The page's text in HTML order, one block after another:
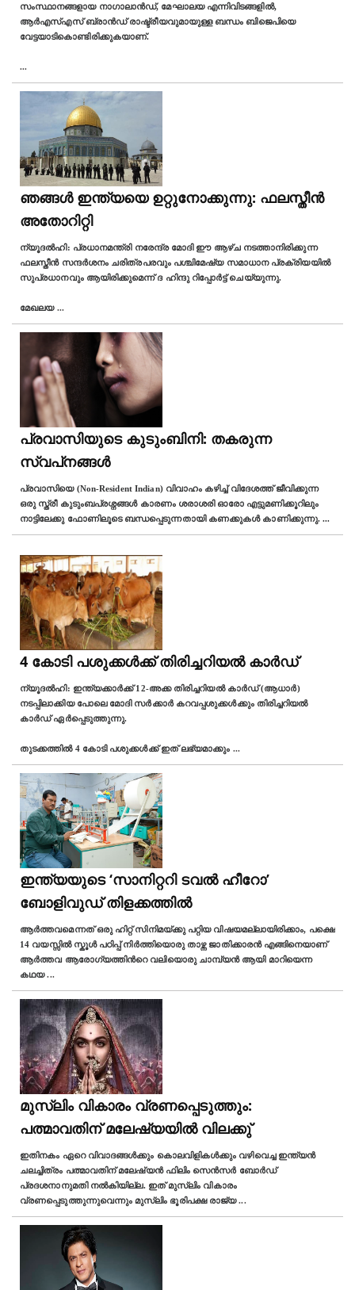
സംസ്ഥാനങ്ങളായ നാഗാലാൻഡ്, മേഘാലയ എന്നിവിടങ്ങളിൽ,
ആർഎസ്എസ് ബ്രാൻഡ് രാഷ്ട്രീയവുമായുള്ള ബന്ധം ബിജെപിയെ
വേട്ടയാടികൊണ്ടിരിക്കുകയാണ്.
...
ഞങ്ങൾ ഇന്ത്യയെ ഉറ്റുനോക്കുന്നു: ഫലസ്തീൻ
അതോറിറ്റി
ന്യൂദൽഹി: പ്രധാനമന്ത്രി നരേന്ദ്ര മോദി ഈ ആഴ്ച നടത്താനിരിക്കുന്ന
ഫലസ്തീൻ സന്ദർശനം ചരിത്രപരവും പശ്ചിമേഷ്യ സമാധാന പ്രക്രിയയിൽ
സുപ്രധാനവും ആയിരിക്കുമെന്ന് ദ ഹിന്ദു റിപ്പോർട്ട് ചെയ്യുന്നു.
മേഖലയ ...
പ്രവാസിയുടെ കുടുംബിനി: തകരുന്ന
സ്വപ്‌നങ്ങൾ
പ്രവാസിയെ (Non-Resident Indian) വിവാഹം കഴിച്ച് വിദേശത്ത് ജീവിക്കുന്ന
ഒരു സ്ത്രീ കുടുംബപ്രശ്നങ്ങൾ കാരണം ശരാശരി ഓരോ എട്ടുമണിക്കൂറിലും
നാട്ടിലേക്കു ഫോണിലൂടെ ബന്ധപ്പെടുന്നതായി കണക്കുകള്‍ കാണിക്കുന്നു. ...
4 കോടി പശുക്കൾക്ക് തിരിച്ചറിയൽ കാർഡ്
ന്യൂദൽഹി: ഇന്ത്യക്കാർക്ക് 12-അക്ക തിരിച്ചറിയൽ കാർഡ് (ആധാർ)
നടപ്പിലാക്കിയ പോലെ മോദി സർക്കാർ കറവപ്പശുക്കൾക്കും തിരിച്ചറിയൽ
കാർഡ് ഏർപ്പെടുത്തുന്നു.
തുടക്കത്തിൽ 4 കോടി പശുക്കൾക്ക് ഇത് ലഭ്യമാക്കും ...
ഇന്ത്യയുടെ ‘സാനിറ്ററി ടവൽ ഹീറോ’
ബോളിവുഡ് തിളക്കത്തിൽ
ആർത്തവമെന്നത് ഒരു ഹിറ്റ്‌ സിനിമയ്ക്കു പറ്റിയ വിഷയമല്ലായിരിക്കാം, പക്ഷെ
14 വയസ്സില്‍ സ്കൂൾ പഠിപ്പ് നിർത്തിയൊരു താഴ്ന്ന ജാതിക്കാരൻ എങ്ങിനെയാണ്
ആര്‍ത്തവ ആരോഗ്യത്തിന്‍റെ വലിയൊരു ചാമ്പ്യൻ ആയി മാറിയെന്ന
കഥയ...
മുസ്ലിം വികാരം വ്രണപ്പെടുത്തും:
പത്മാവതിന് മലേഷ്യയിൽ വിലക്കു്
ഇതിനകം ഏറെ വിവാദങ്ങൾക്കും കൊലവിളികൾക്കും വഴിവെച്ച ഇന്ത്യൻ
ചലച്ചിത്രം പത്മാവതിന് മലേഷ്യൻ ഫിലിം സെൻസർ ബോർഡ്
പ്രദശനാനുമതി നൽകിയില്ല. ഇത് മുസ്ലിം വികാരം
വ്രണപ്പെടുത്തുന്നുവെന്നും മുസ്‌ലിം ഭൂരിപക്ഷ രാജ്യ...